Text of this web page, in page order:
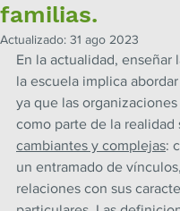
familias.
Actualizado: 31 ago 2023
En la actualidad, enseñar
la escuela implica
ya que las
como parte de la realidad
cambiantes y complejas:
un entramado de
relaciones con sus